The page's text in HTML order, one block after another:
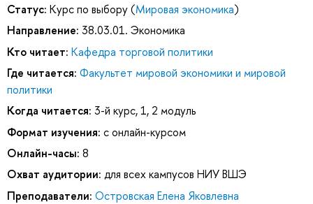
Статус: Курс по выбору (Мировая экономика)
Направление: 38.03.01. Экономика
Кто читает: Кафедра торговой политики
Где читается: Факультет мировой экономики и мировой
политики
Когда читается: 3-й курс, 1, 2 модуль
Формат изучения: с онлайн-курсом
Онлайн-часы: 8
Охват аудитории: для всех кампусов НИУ ВШЭ
Преподаватели: Островская Елена Яковлевна